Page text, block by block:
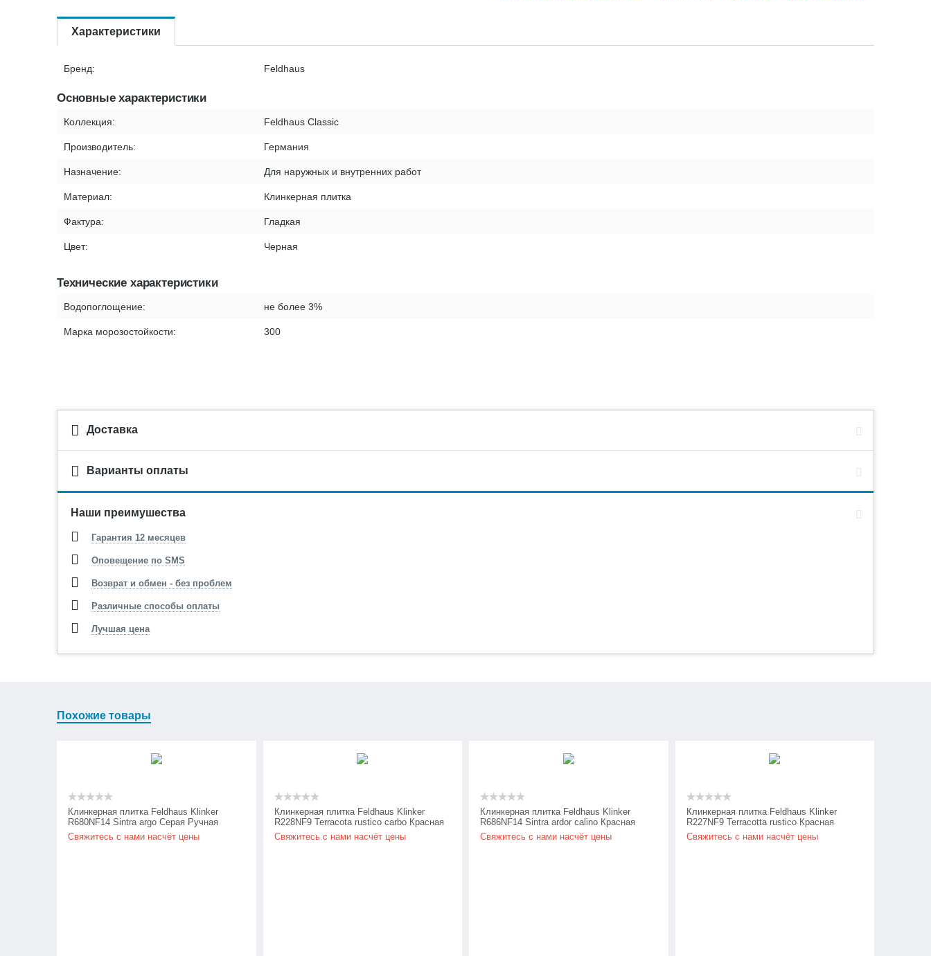
Характеристики
Бренд: Feldhaus
Основные характеристики
Коллекция: Feldhaus Classic
Производитель: Германия
Назначение: Для наружных и внутренних работ
Материал: Клинкерная плитка
Фактура: Гладкая
Цвет: Черная
Технические характеристики
Водопоглощение: не более 3%
Марка морозостойкости: 300
Доставка
Варианты оплаты
Наши преимушества
Гарантия 12 месяцев
Оповещение по SMS
Возврат и обмен - без проблем
Различные способы оплаты
Лучшая цена
Похожие товары
Клинкерная плитка Feldhaus Klinker
R680NF14 Sintra argo Серая Ручная
формовка
Свяжитесь с нами насчёт цены
Клинкерная плитка Feldhaus Klinker
R228NF9 Terracota rustico carbo Красная
Рельефная
Свяжитесь с нами насчёт цены
Клинкерная плитка Feldhaus Klinker
R686NF14 Sintra ardor calino Красная
Ручная формовка
Свяжитесь с нами насчёт цены
Клинкерная плитка Feldhaus Klinker
R227NF9 Terracotta rustico Красная
Рельефная
Свяжитесь с нами насчёт цены